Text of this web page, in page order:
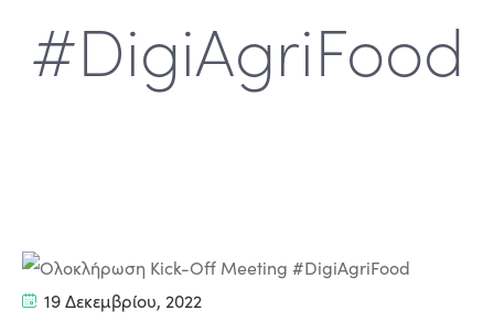
#DigiAgriFood
19 Δεκεμβρίου, 2022